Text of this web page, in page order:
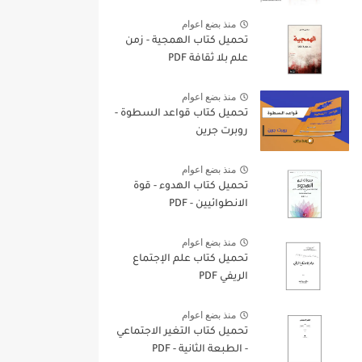
منذ بضع اعوام
تحميل كتاب الهمجية - زمن
علم بلا ثقافة PDF
منذ بضع اعوام
تحميل كتاب قواعد السطوة -
روبرت جرين
منذ بضع اعوام
تحميل كتاب الهدوء - قوة
الانطوائيين - PDF
منذ بضع اعوام
تحميل كتاب علم الإجتماع
الريفي PDF
منذ بضع اعوام
تحميل كتاب التغير الاجتماعي
- الطبعة الثانية - PDF